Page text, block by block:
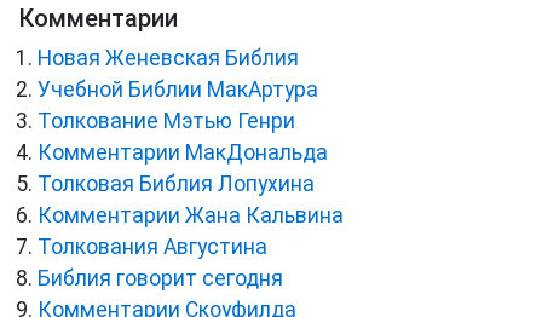
Комментарии
Новая Женевская Библия
Учебной Библии МакАртура
Толкование Мэтью Генри
Комментарии МакДональда
Толковая Библия Лопухина
Комментарии Жана Кальвина
Толкования Августина
Библия говорит сегодня
Комментарии Скоуфилда